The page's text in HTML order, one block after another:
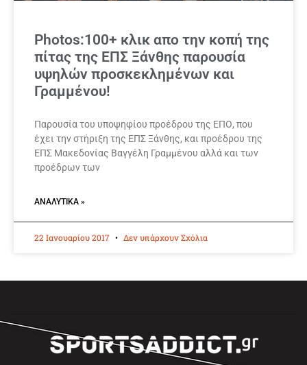
Photos:100+ κλικ απο την κοπή της
πίτας της ΕΠΣ Ξάνθης παρουσία
υψηλών προσκεκλημένων και
Γραμμένου!
Παρουσία του υποψηφίου προέδρου της ΕΠΟ, που
έχει την στήριξη της ΕΠΣ Ξάνθης, και προέδρου της
ΕΠΣ Μακεδονίας Βαγγέλη Γραμμένου αλλά και των
προέδρων των
ΑΝΑΛΥΤΙΚΆ »
22 Ιανουαρίου 2017 Δεν υπάρχουν Σχόλια